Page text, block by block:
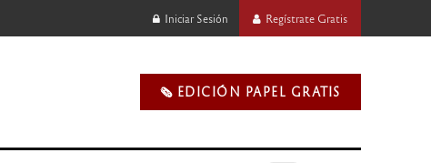
Iniciar Sesión Regístrate Gratis
🗞️ EDICIÓN PAPEL GRATIS